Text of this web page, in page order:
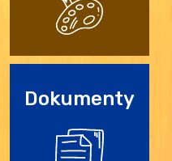
Dokumenty